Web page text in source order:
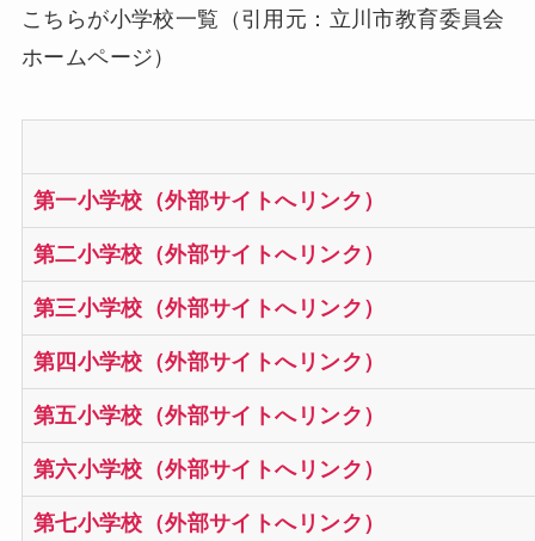
こちらが小学校一覧（引用元：立川市教育委員会
ホームページ）
第一小学校（外部サイトへリンク）
第二小学校（外部サイトへリンク）
第三小学校（外部サイトへリンク）
第四小学校（外部サイトへリンク）
第五小学校（外部サイトへリンク）
第六小学校（外部サイトへリンク）
第七小学校（外部サイトへリンク）